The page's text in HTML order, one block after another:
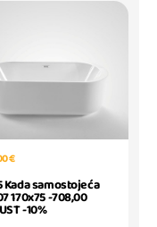
€
Kada samostojeća
170x75 -708,00
-10%